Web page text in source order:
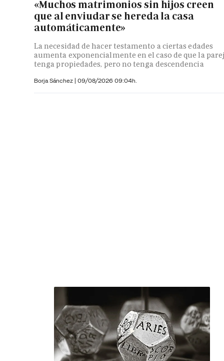
«Muchos matrimonios sin hijos creen
que al enviudar se hereda la casa
automáticamente»
La necesidad de hacer testamento a ciertas edades
aumenta exponencialmente en el caso de que la
tenga propiedades, pero no tenga descendencia
Borja Sánchez | 09/08/2026 09:04h.